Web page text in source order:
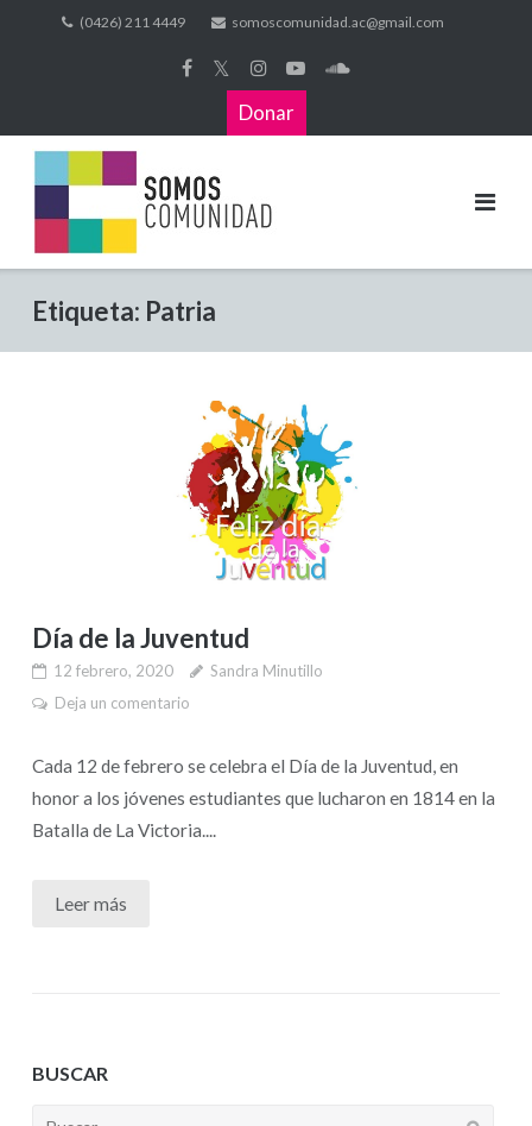
(0426) 211 4449 somoscomunidad.ac@gmail.com
𝕏
Donar
Etiqueta: Patria
Día de la Juventud
12 febrero, 2020
Sandra Minutillo
Deja un comentario
Cada 12 de febrero se celebra el Día de la Juventud, en
honor a los jóvenes estudiantes que lucharon en 1814 en la
Batalla de La Victoria....
Leer más
BUSCAR